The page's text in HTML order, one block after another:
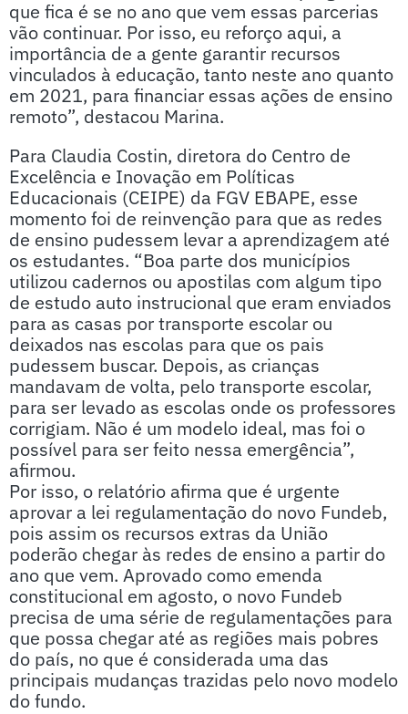
que fica é se no ano que vem essas parcerias
vão continuar. Por isso, eu reforço aqui, a
importância de a gente garantir recursos
vinculados à educação, tanto neste ano quanto
em 2021, para financiar essas ações de ensino
remoto”, destacou Marina.
Para Claudia Costin, diretora do Centro de
Excelência e Inovação em Políticas
Educacionais (CEIPE) da FGV EBAPE, esse
momento foi de reinvenção para que as redes
de ensino pudessem levar a aprendizagem até
os estudantes. “Boa parte dos municípios
utilizou cadernos ou apostilas com algum tipo
de estudo auto instrucional que eram enviados
para as casas por transporte escolar ou
deixados nas escolas para que os pais
pudessem buscar. Depois, as crianças
mandavam de volta, pelo transporte escolar,
para ser levado as escolas onde os professores
corrigiam. Não é um modelo ideal, mas foi o
possível para ser feito nessa emergência”,
afirmou.
Por isso, o relatório afirma que é urgente
aprovar a lei regulamentação do novo Fundeb,
pois assim os recursos extras da União
poderão chegar às redes de ensino a partir do
ano que vem. Aprovado como emenda
constitucional em agosto, o novo Fundeb
precisa de uma série de regulamentações para
que possa chegar até as regiões mais pobres
do país, no que é considerada uma das
principais mudanças trazidas pelo novo modelo
do fundo.